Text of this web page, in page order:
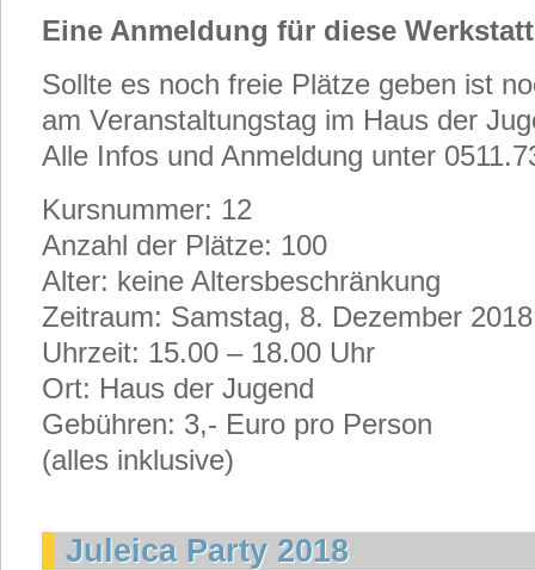
Eine Anmeldung für diese
Sollte es noch freie Plätze geben ist
am Veranstaltungstag im Haus der
Alle Infos und Anmeldung unter
Kursnummer: 12
Anzahl der Plätze: 100
Alter: keine Altersbeschränkung
Zeitraum: Samstag, 8. Dezember 2018
Uhrzeit: 15.00 – 18.00 Uhr
Ort: Haus der Jugend
Gebühren: 3,- Euro pro Person
(alles inklusive)
Juleica Party 2018